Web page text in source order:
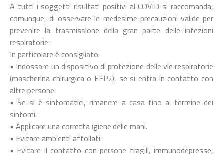
A tutti i soggetti risultati positivi al COVID si raccomanda,
comunque, di osservare le medesime precauzioni valide per
prevenire la trasmissione della gran parte delle infezioni
respiratorie.
In particolare è consigliato:
• Indossare un dispositivo di protezione delle vie respiratorie
(mascherina chirurgica o FFP2), se si entra in contatto con
altre persone.
• Se si è sintomatici, rimanere a casa fino al termine dei
sintomi.
• Applicare una corretta igiene delle mani.
• Evitare ambienti affollati.
• Evitare il contatto con persone fragili, immunodepresse,